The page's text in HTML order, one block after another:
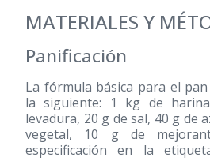
MATERIALES Y
Panificación
La fórmula básica para el
la siguiente: 1 kg de
levadura, 20 g de sal, 40 g de
vegetal, 10 g de
especificación en la